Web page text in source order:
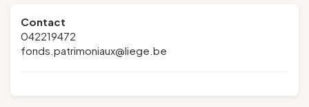
Contact
042219472
fonds.patrimoniaux@liege.be